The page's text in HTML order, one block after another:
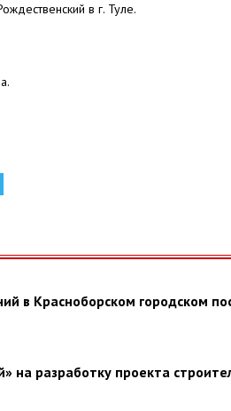
в г. Туле.
в Красноборском городском
на разработку проекта